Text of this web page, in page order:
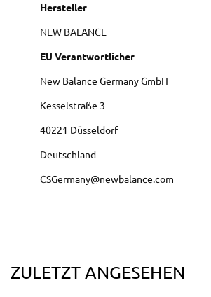
Hersteller
NEW BALANCE
EU Verantwortlicher
New Balance Germany GmbH
Kesselstraße 3
40221 Düsseldorf
Deutschland
CSGermany@newbalance.com
ZULETZT ANGESEHEN